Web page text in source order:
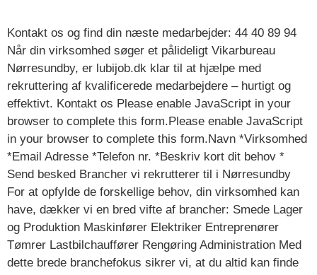
Kontakt os og find din næste medarbejder: 44 40 89 94
Når din virksomhed søger et pålideligt Vikarbureau
Nørresundby, er lubijob.dk klar til at hjælpe med
rekruttering af kvalificerede medarbejdere – hurtigt og
effektivt. Kontakt os Please enable JavaScript in your
browser to complete this form.Please enable JavaScript
in your browser to complete this form.Navn *Virksomhed
*Email Adresse *Telefon nr. *Beskriv kort dit behov *
Send besked Brancher vi rekrutterer til i Nørresundby
For at opfylde de forskellige behov, din virksomhed kan
have, dækker vi en bred vifte af brancher: Smede Lager
og Produktion Maskinfører Elektriker Entreprenører
Tømrer Lastbilchauffører Rengøring Administration Med
dette brede branchefokus sikrer vi, at du altid kan finde